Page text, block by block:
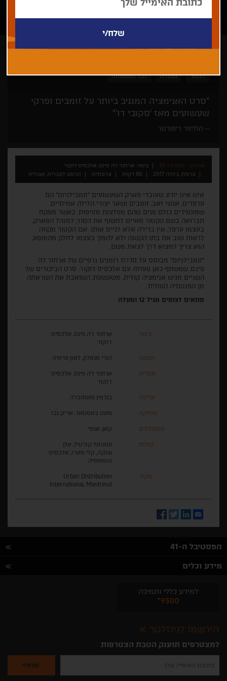
הומור פנטזיה לכל המשפחה
"סרט האנימציה המגניב ביותר על זומבים ופרקי
שעשועים מאז 'סקובי דוּ'"
הוליווד ריפורטר
ארכיון - פסטיבל 33
בימוי: ארתור דה פינס, אלכסיס דוקור
צרפת, בלגיה 2017
80 דקות צרפתית תרגום לעברית, אנגלית
איש אינו יודע שעובדי פארק השעשועים "זומבילניום" הם
ערפדים, אנשי זאב, זומבים ושאר יצורי הלילה אמיתיים,
שמעמידים כולם פנים שהם מפלצות מזויפות. כאשר מפקח
תברואה בשם הקטור מאיים לחשוף את הסוד, למנהל הפארק,
בעצמו ערפד, אין ברירה אלא לגייס אותו. אם הקטור מקווה
לראות שוב את בתו הקטנה ולא להפוך בעצמו לחלק מהמופע,
הוא צריך למצוא דרך לצאת משם.
"זומבילניום" מבוסס על סדרת רומנים גרפיים של ארתור דה
פינס, שמשתף כאן פעולה עם אלכסיס דוקור. סרט הביכורים של
השניים מגיש אנימציה קוּלית, משעשעת, השואבת את השראתה
מן הפנטסיה הגותית.
מתאים לצופים מגיל 12 ומעלה
בימוי
ארתור דה פינס, אלכסיס
דוקור
הפקה הנרי מגאלון, לאון פראיה
תסריט
ארתור דה פינס, אלכסיס
דוקור
עריכה בנג'מין מאסוברה
מוזיקה מאט באסטאר, אריק נבו
פסטיבלים קאן, אנסי
קולות
עמנואל קורטיל, אלן
שוקה, קלי מארו, אלכסיס
טומאסיה
מקור
Urban Distribution
International, Montreuil
Email
LinkedIn
Twitter
Facebook
הפסטיבל ה-41
מידע וכלים
למידע כללי ותמיכה
*9300
הירשמו לניוזלטר
למצטרפים תוענק הטבת הצטרפות
להזין